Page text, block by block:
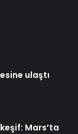
ulaştı
Mars’ta